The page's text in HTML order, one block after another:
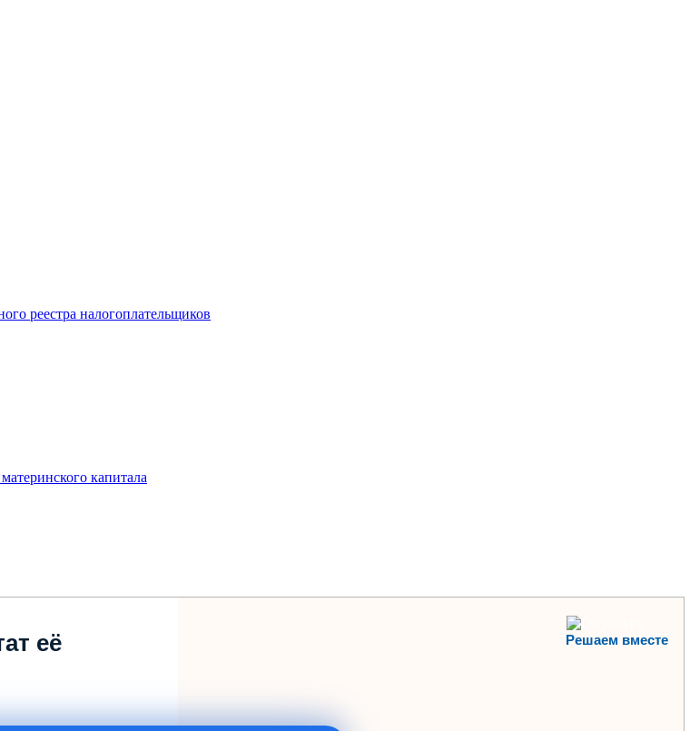
реестра налогоплательщиков
капитала
Решаем вместе
её